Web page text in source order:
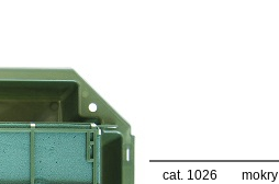
cat. 1026
mokry